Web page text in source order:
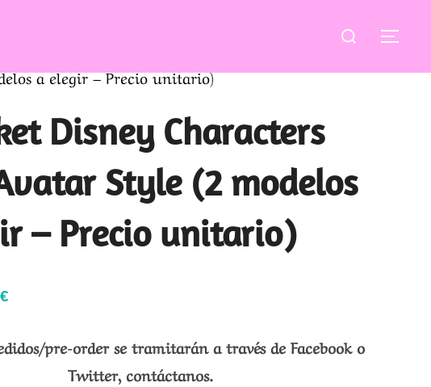
Buscar:
a elegir – Precio unitario)
Disney Characters
Style (2 modelos
– Precio unitario)
€
actualpre-order se tramitarán a través de Facebook o
Twitter, contáctanos.